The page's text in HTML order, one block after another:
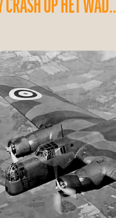
CRASH OP HET